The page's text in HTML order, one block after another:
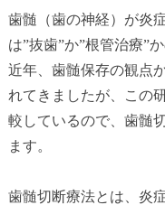
歯髄（歯の神経）が炎
は”抜歯”か”根管治療”
近年、歯髄保存の観点
れてきましたが、この
較しているので、歯髄
ます。
歯髄切断療法とは、炎